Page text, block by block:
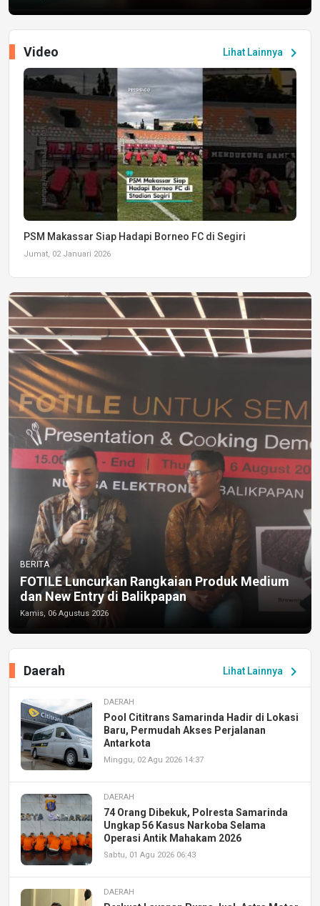
Lihat Lainnya chevron_right
Video
PSM Makassar Siap Hadapi Borneo FC di Segiri
Jumat, 02 Januari 2026
BERITA
FOTILE Luncurkan Rangkaian Produk Medium
dan New Entry di Balikpapan
Kamis, 06 Agustus 2026
Lihat Lainnya chevron_right
Daerah
DAERAH
Pool Cititrans Samarinda Hadir di Lokasi
Baru, Permudah Akses Perjalanan
Antarkota
Minggu, 02 Agu 2026 14:37
DAERAH
74 Orang Dibekuk, Polresta Samarinda
Ungkap 56 Kasus Narkoba Selama
Operasi Antik Mahakam 2026
Sabtu, 01 Agu 2026 06:43
DAERAH